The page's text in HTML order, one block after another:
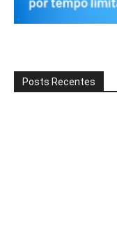
Posts Recentes